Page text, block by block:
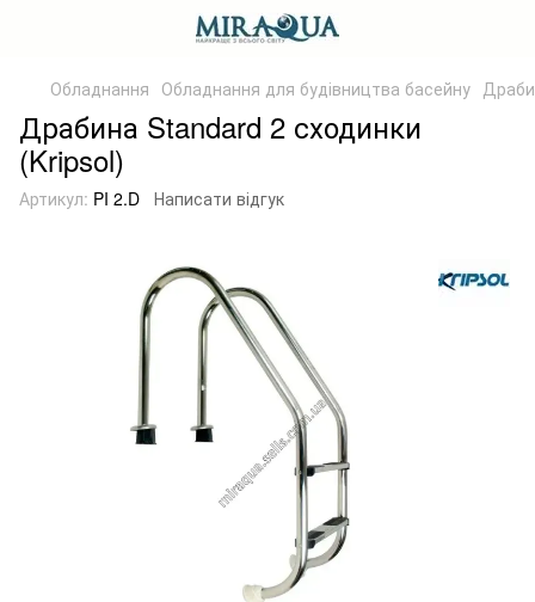
Обладнання Обладнання для будівництва басейну
Драбина Standard 2 сходинки
(Kripsol)
Артикул: PI 2.D Написати відгук